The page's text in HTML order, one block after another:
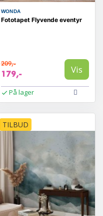
WONDA
Fototapet Flyvende eventyr
209,-
179,- Vis
På lager
TILBUD